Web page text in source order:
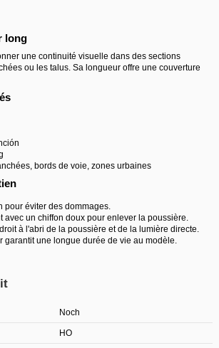
long
une continuité visuelle dans des sections
ou les talus. Sa longueur offre une couverture
bords de voie, zones urbaines
pour éviter des dommages.
avec un chiffon doux pour enlever la poussière.
à l'abri de la poussière et de la lumière directe.
garantit une longue durée de vie au modèle.
Noch
HO